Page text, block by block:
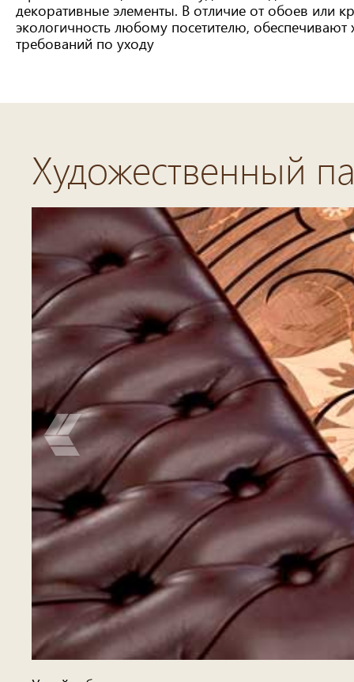
декоративные элементы. В отличие от обоев или
экологичность любому посетителю,
требований по уходу
Художественный